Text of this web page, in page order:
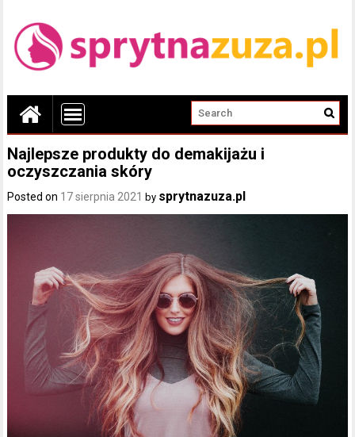
Najlepsze produkty do demakijażu i
oczyszczania skóry
Posted on 17 sierpnia 2021 by sprytnazuza.pl